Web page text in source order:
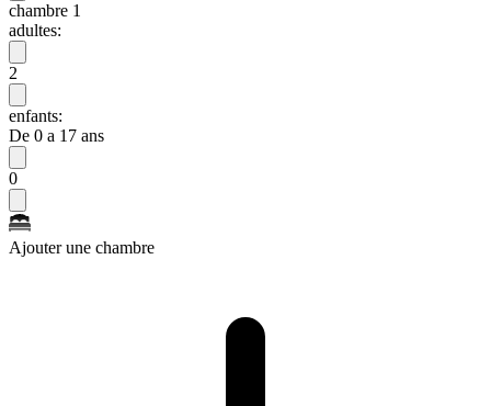
chambre 1
adultes:
2
enfants:
De 0 a 17 ans
0
Ajouter une chambre